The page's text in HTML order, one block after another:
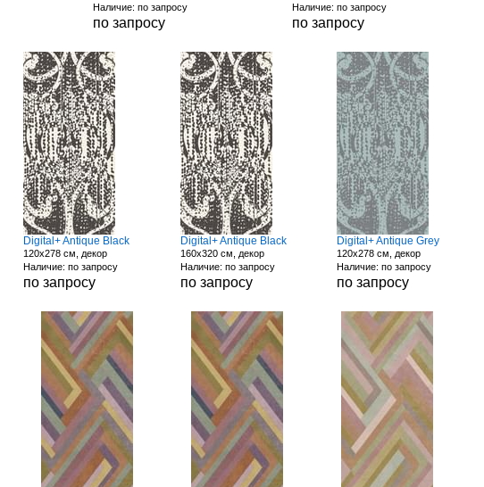
Наличие: по запросу
по запросу
Наличие: по запросу
по запросу
Digital+ Antique Black
120x278 см, декор
Наличие: по запросу
по запросу
Digital+ Antique Black
160x320 см, декор
Наличие: по запросу
по запросу
Digital+ Antique Grey
120x278 см, декор
Наличие: по запросу
по запросу